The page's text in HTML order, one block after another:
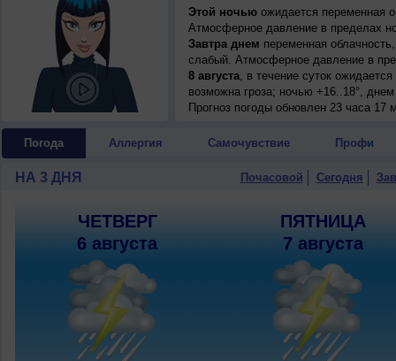
Этой ночьюожидается переменная
Атмосферное давление в пределах
Завтра днем переменная
слабый. Атмосферное давление в
8 августа, в течение суток
возможна гроза; ночью +16..18°,
Прогноз погоды обновлен 23 часа 17
Погода Аллергия Самочувствие Профи
НА 3 ДНЯ Почасовой Сегодня
ЧЕТВЕРГ
6 августа
ПЯТНИЦА
7 августа